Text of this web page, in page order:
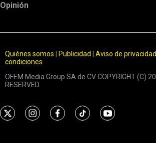
Opinión
Quiénes somos Publicidad Aviso de privacidad
condiciones
OFEM Media Group SA de CV COPYRIGHT (C)
RESERVED.
t
i
f
t
y